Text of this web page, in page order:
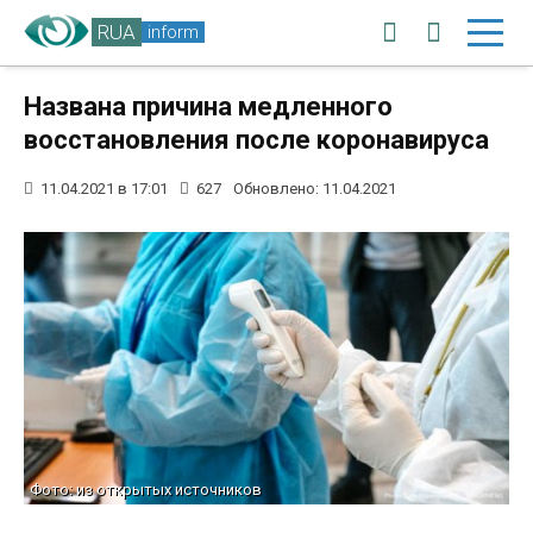
RUA inform
Названа причина медленного
восстановления после коронавируса
11.04.2021 в 17:01 627 Обновлено: 11.04.2021
Фото: из открытых источников